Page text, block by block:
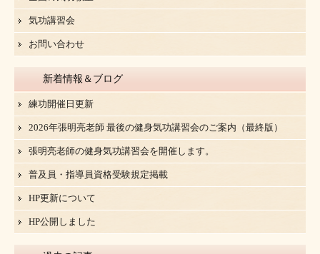
気功講習会
お問い合わせ
新着情報＆ブログ
練功開催日更新
2026年張明亮老師 最後の健身気功講習会のご案内（最終版）
張明亮老師の健身気功講習会を開催します。
普及員・指導員資格受験規定掲載
HP更新について
HP公開しました